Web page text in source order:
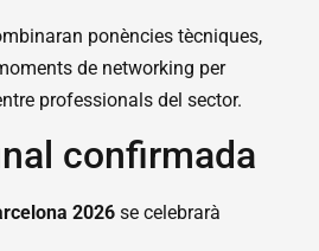
ponències tècniques,
de networking per
professionals del sector.
confirmada
2026 se celebrarà